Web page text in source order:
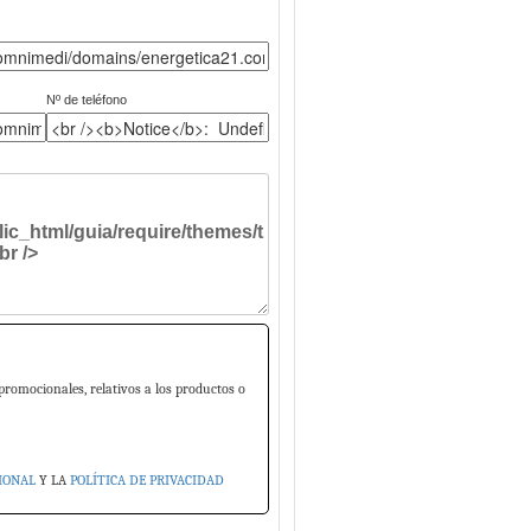
Nº de teléfono
relativos a los productos o
Y LA POLÍTICA DE PRIVACIDAD